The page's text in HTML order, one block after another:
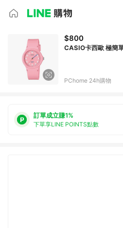
$800
CASIO卡西歐 極簡
PChome 24h購物
訂單成立賺1%
下單享LINE POINTS點數